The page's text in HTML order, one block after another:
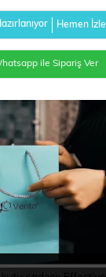
Hemen İzle
ile Sipariş Ver